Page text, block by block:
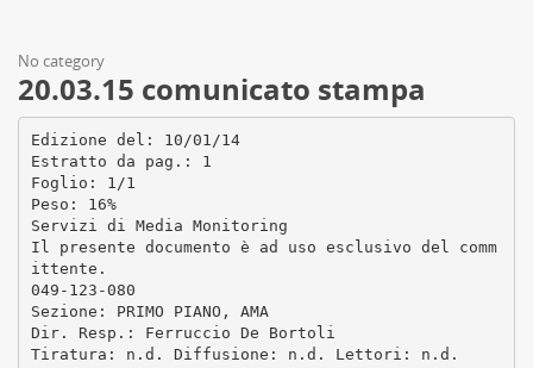
No category
20.03.15 comunicato stampa
Edizione del: 10/01/14
Estratto da pag.: 1
Foglio: 1/1
Peso: 16%
Servizi di Media Monitoring
Il presente documento è ad uso esclusivo del comm
ittente.
049-123-080
Sezione: PRIMO PIANO, AMA
Dir. Resp.: Ferruccio De Bortoli